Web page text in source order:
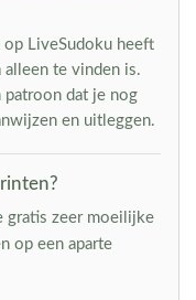
LiveSudoku heeft
te vinden is.
patroon dat je nog
en uitleggen.
gratis zeer moeilijke
op een aparte